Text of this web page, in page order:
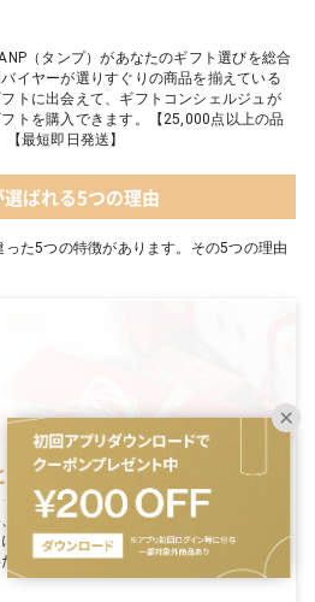
（タンプ）があなたのギフト選びを総合
イヤーが選りすぐりの商品を揃えている
トに出会えて、ギフトコンシェルジュが
トを購入できます。【25,000点以上の品
最短即日発送】
ばれる5つの理由
た5つの特徴があります。その5つの理由
ンプ限定セットが豊富
各メーカーがこだわり抜いた商品を数多
、お客様のギフトシーンに合わせてタン
します。シーン毎に適切なタンプ限定セ